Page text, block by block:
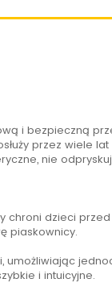
i bezpieczną
przez wiele lat
nie
chroni dzieci
piaskownicy.
umożliwiając
i intuicyjne.